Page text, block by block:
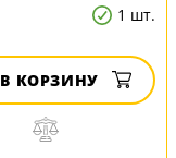
1 шт.
В КОРЗИНУ